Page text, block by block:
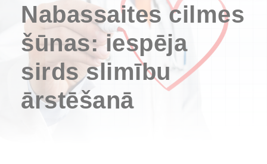
Nabassaites cilmes
šūnas: iespēja
sirds slimību
ārstēšanā